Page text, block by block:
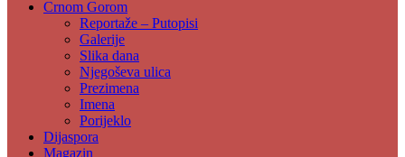
Crnom Gorom
Reportaže – Putopisi
Galerije
Slika dana
Njegoševa ulica
Prezimena
Imena
Porijeklo
Dijaspora
Magazin